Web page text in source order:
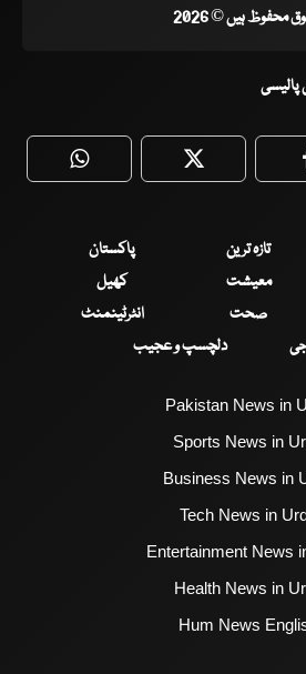
محفوظ ہیں © 2026
پالیسی
WhatsApp Twitter
تازہ ترین
پاکستان
معیشت
کھیل
صحت
انٹرٹینمنٹ
دلچسپ و عجیب
Pakistan News in
Sports News in
Business News in
Tech News in
Entertainment News
Health News in
Hum News